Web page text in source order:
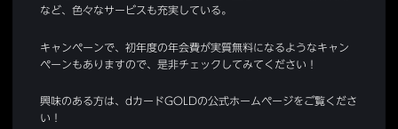
など、色々なサービスも充実している。
キャンペーンで、初年度の年会費が実質無料になるようなキャン
ペーンもありますので、是非チェックしてみてください！
興味のある方は、dカードGOLDの公式ホームページをご覧くださ
い！